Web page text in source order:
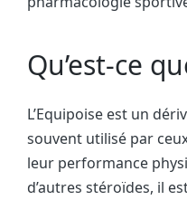
Qu’est-ce
L’Equipoise est un
souvent utilisé par
leur performance
d’autres stéroïdes, il